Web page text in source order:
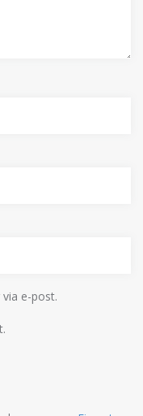
e-post.